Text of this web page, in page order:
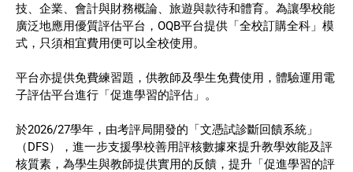
技、企業、會計與財務概論、旅遊與款待和體育。為讓學校能
廣泛地應用優質評估平台，OQB平台提供「全校訂購全科」模
式，只須相宜費用便可以全校使用。
平台亦提供免費練習題，供教師及學生免費使用，體驗運用電
子評估平台進行「促進學習的評估」。
於2026/27學年，由考評局開發的「文憑試診斷回饋系統」
（DFS），進一步支援學校善用評核數據來提升教學效能及評
核質素，為學生與教師提供實用的反饋，提升「促進學習的評